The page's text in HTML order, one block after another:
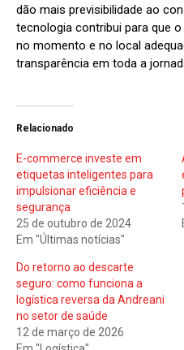
dão mais previsibilidade ao
tecnologia contribui para que
no momento e no local
transparência em toda a
Relacionado
E-commerce investe em
etiquetas inteligentes para
impulsionar eficiência e
segurança
25 de outubro de 2024
Em "Últimas notícias"
Do retorno ao descarte
seguro: como funciona a
logística reversa da Andreani
no setor de saúde
12 de março de 2026